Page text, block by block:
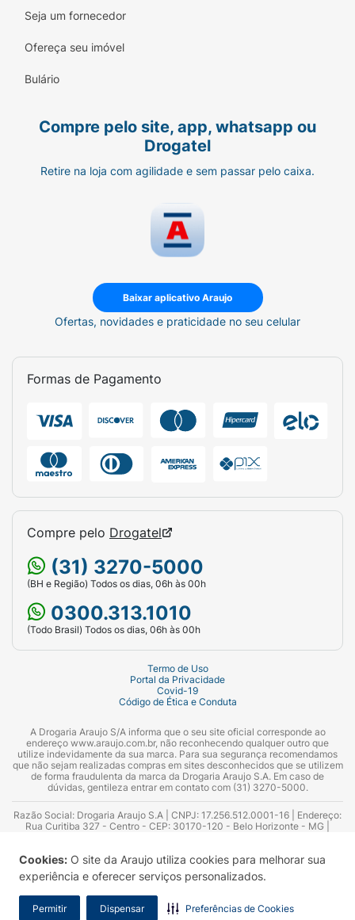
Cookies: O site da Araujo utiliza cookies para melhorar sua
experiência e oferecer serviços personalizados.
Permitir Dispensar Preferências de Cookies
Seja um fornecedor
Ofereça seu imóvel
Bulário
Compre pelo site, app, whatsapp ou
Drogatel
Retire na loja com agilidade e sem passar pelo caixa.
Baixar aplicativo Araujo
Ofertas, novidades e praticidade no seu celular
Formas de Pagamento
Compre pelo Drogatel
(31) 3270-5000
(BH e Região) Todos os dias, 06h às 00h
0300.313.1010
(Todo Brasil) Todos os dias, 06h às 00h
Termo de Uso
Portal da Privacidade
Covid-19
Código de Ética e Conduta
A Drogaria Araujo S/A informa que o seu site oficial corresponde ao
endereço www.araujo.com.br, não reconhecendo qualquer outro que
utilize indevidamente da sua marca. Para sua segurança recomendamos
que não sejam realizadas compras em sites desconhecidos que se utilizem
de forma fraudulenta da marca da Drogaria Araujo S.A. Em caso de
dúvidas, gentileza entrar em contato com (31) 3270-5000.
Razão Social: Drogaria Araujo S.A | CNPJ: 17.256.512.0001-16 | Endereço:
Rua Curitiba 327 - Centro - CEP: 30170-120 - Belo Horizonte - MG |
Azevedo Guimarães – CRF 10.965 | Yasmin Silva Alvarenga – CRF 52.584 -
Consultor substituto: Thiago Aguiar Pinheiro - CRF Nº 13.748. Alvará
Sanitário: 2025020713 | Autorização de Funcionamento da Empresa (AFE):